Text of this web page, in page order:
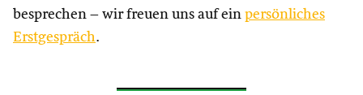
besprechen – wir freuen uns auf ein persönliches
Erstgespräch.